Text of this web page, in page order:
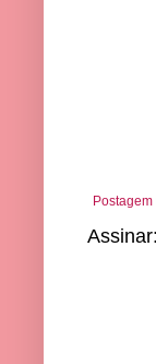
Assinar: